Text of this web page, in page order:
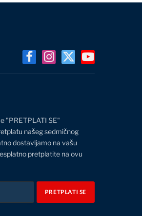
FacebookInstagram
X
(Twitter)
YouTube
"PRETPLATI SE"
našeg sedmičnog
dostavljamo na vašu
pretplatite na ovu